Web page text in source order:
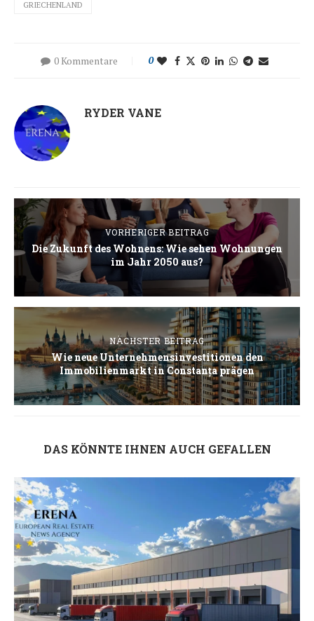
GRIECHENLAND
0 Kommentare 0
RYDER VANE
VORHERIGER BEITRAG
Die Zukunft des Wohnens: Wie sehen Wohnungen
im Jahr 2050 aus?
NÄCHSTER BEITRAG
Wie neue Unternehmensinvestitionen den
Immobilienmarkt in Constanța prägen
DAS KÖNNTE IHNEN AUCH GEFALLEN